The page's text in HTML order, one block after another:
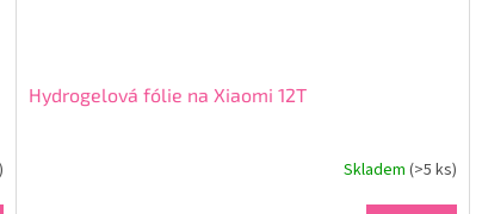
Hydrogelová fólie na Xiaomi 12T
Skladem (>5 ks)